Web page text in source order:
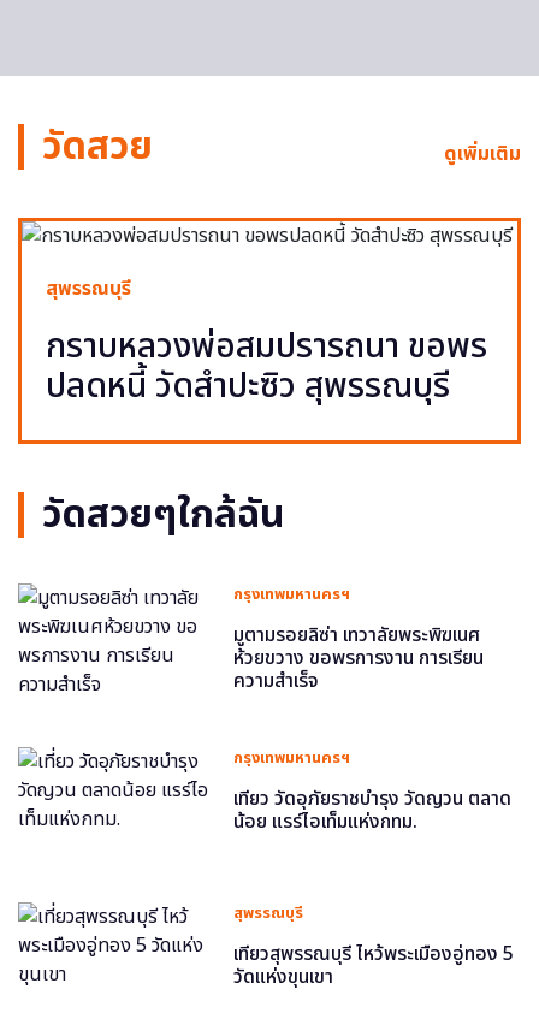
วัดสวย ดูเพิ่มเติม
สุพรรณบุรี
กราบหลวงพ่อสมปรารถนา ขอพร
ปลดหนี้ วัดสำปะซิว สุพรรณบุรี
วัดสวยๆใกล้ฉัน
กรุงเทพมหานครฯ
มูตามรอยลิซ่า เทวาลัยพระพิฆเนศ
ห้วยขวาง ขอพรการงาน การเรียน
ความสำเร็จ
กรุงเทพมหานครฯ
เที่ยว วัดอุภัยราชบำรุง วัดญวน ตลาด
น้อย แรร์ไอเท็มแห่งกทม.
สุพรรณบุรี
เที่ยวสุพรรณบุรี ไหว้พระเมืองอู่ทอง 5
วัดแห่งขุนเขา